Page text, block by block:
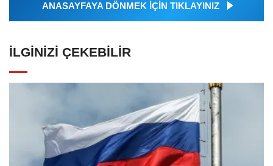
ANASAYFAYA DÖNMEK İÇİN TIKLAYINIZ
İLGINIZI ÇEKEBILIR